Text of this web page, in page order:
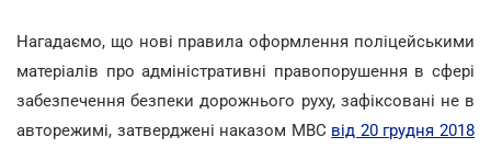
Нагадаємо, що нові правила оформлення поліцейськими
матеріалів про адміністративні правопорушення в сфері
забезпечення безпеки дорожнього руху, зафіксовані не в
авторежимі, затверджені наказом МВС від 20 грудня 2018